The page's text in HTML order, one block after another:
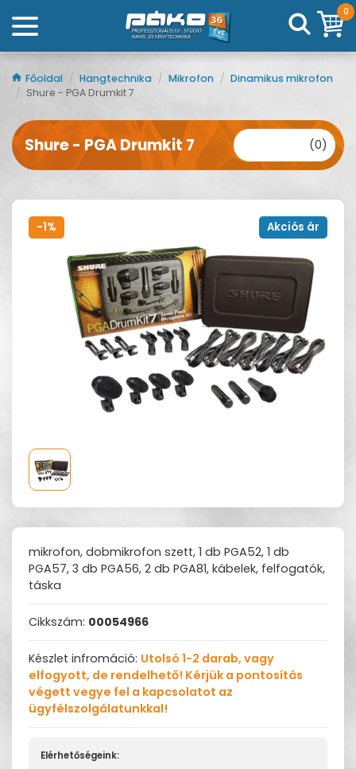
0
Főoldal / Hangtechnika / Mikrofon / Dinamikus mikrofon
/ Shure - PGA Drumkit 7
Shure - PGA Drumkit 7 (0)
-1% Akciós ár
mikrofon, dobmikrofon szett, 1 db PGA52, 1 db
PGA57, 3 db PGA56, 2 db PGA81, kábelek, felfogatók,
táska
Cikkszám: 00054966
Készlet infromáció: Utolsó 1-2 darab, vagy
elfogyott, de rendelhető! Kérjük a pontosítás
végett vegye fel a kapcsolatot az
ügyfélszolgálatunkkal!
Elérhetőségeink: